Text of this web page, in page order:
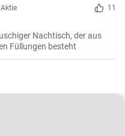
Aktie 11
Nachtisch, der aus
Füllungen besteht